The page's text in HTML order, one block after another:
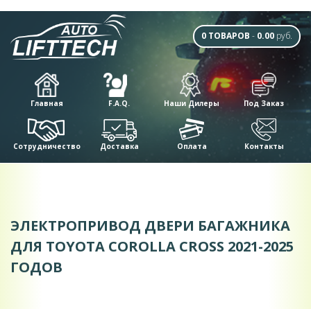
0 ТОВАРОВ - 0.00 руб.
Главная F.A.Q. Наши Дилеры Под Заказ
Сотрудничество Доставка Оплата Контакты
ЭЛЕКТРОПРИВОД ДВЕРИ БАГАЖНИКА
ДЛЯ TOYOTA COROLLA CROSS 2021-2025
ГОДОВ